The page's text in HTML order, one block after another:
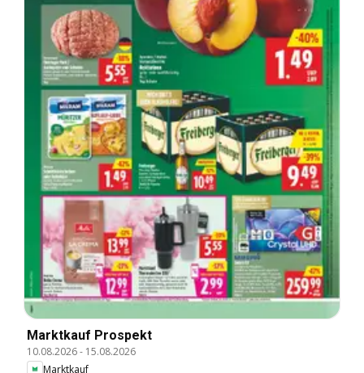
Marktkauf Prospekt
10.08.2026- 15.08.2026
Marktkauf